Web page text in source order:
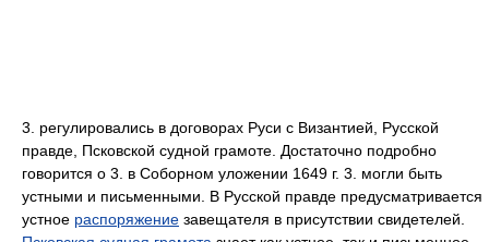
3. регулировались в договорах Руси с Византией, Русской
правде, Псковской судной грамоте. Достаточно подробно
говорится о 3. в Соборном уложении 1649 г. 3. могли быть
устными и письменными. В Русской правде предусматривается
устное распоряжение завещателя в присутствии свидетелей.